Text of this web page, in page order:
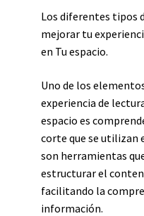
Los diferentes tipos
mejorar tu
en Tu espacio.
Uno de los
experiencia de
espacio es
corte que se utilizan
son herramientas
estructurar el
facilitando la
información.